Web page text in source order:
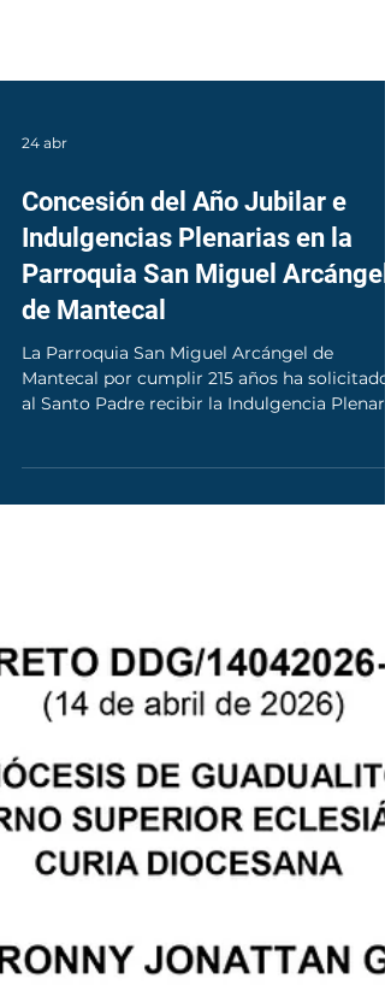
24 abr
Concesión del Año Jubilar e
Indulgencias Plenarias en la
Parroquia San Miguel Arcángel
de Mantecal
La Parroquia San Miguel Arcángel de